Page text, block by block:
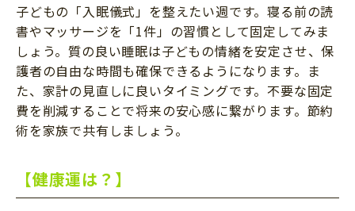
子どもの「入眠儀式」を整えたい週です。寝る前の読
書やマッサージを「1件」の習慣として固定してみま
しょう。質の良い睡眠は子どもの情緒を安定させ、保
護者の自由な時間も確保できるようになります。ま
た、家計の見直しに良いタイミングです。不要な固定
費を削減することで将来の安心感に繋がります。節約
術を家族で共有しましょう。
【健康運は？】